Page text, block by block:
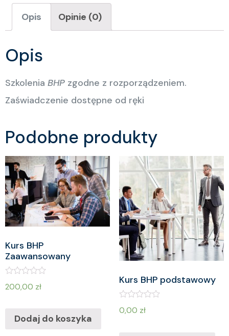
Opis Opinie (0)
Opis
Szkolenia BHP zgodne z rozporządzeniem.
Zaświadczenie dostępne od ręki
Podobne produkty
Kurs BHP
Zaawansowany
c
200,00 zł
Dodaj do koszyka
Kurs BHP podstawowy
O
c
0,00 zł